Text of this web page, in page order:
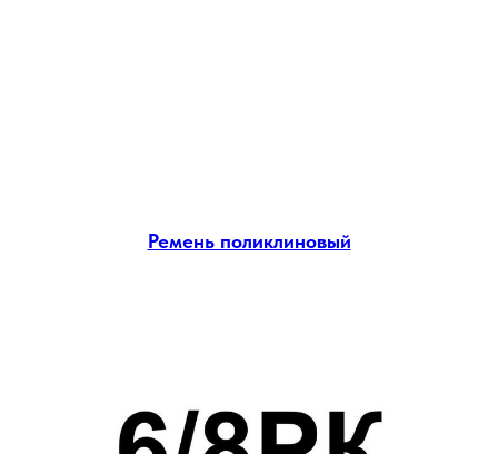
Ремень поликлиновый